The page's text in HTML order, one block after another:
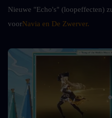
Nieuwe "Echo's" (loopeffecten)
voorNavia en De Zwerver.